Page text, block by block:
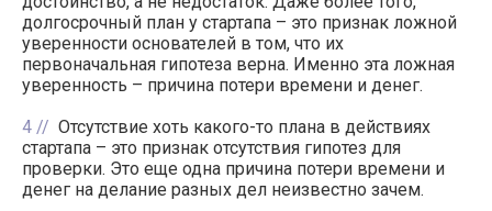
долгосрочный план у стартапа – это признак ложной
уверенности основателей в том, что их
первоначальная гипотеза верна. Именно эта ложная
уверенность – причина потери времени и денег.
4
Отсутствие хоть какого-то плана в действиях
стартапа – это признак отсутствия гипотез для
проверки. Это еще одна причина потери времени и
денег на делание разных дел неизвестно зачем.